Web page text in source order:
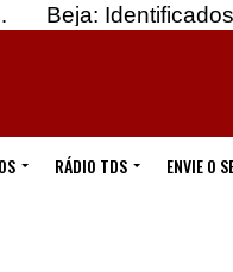
suspeitos de
RÁDIO TDS ENVIE O